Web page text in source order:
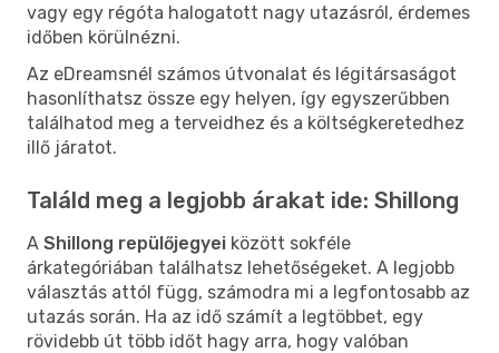
vagy egy régóta halogatott nagy utazásról, érdemes
időben körülnézni.
Az eDreamsnél számos útvonalat és légitársaságot
hasonlíthatsz össze egy helyen, így egyszerűbben
találhatod meg a terveidhez és a költségkeretedhez
illő járatot.
Találd meg a legjobb árakat ide: Shillong
A Shillong repülőjegyei között sokféle
árkategóriában találhatsz lehetőségeket. A legjobb
választás attól függ, számodra mi a legfontosabb az
utazás során. Ha az idő számít a legtöbbet, egy
rövidebb út több időt hagy arra, hogy valóban